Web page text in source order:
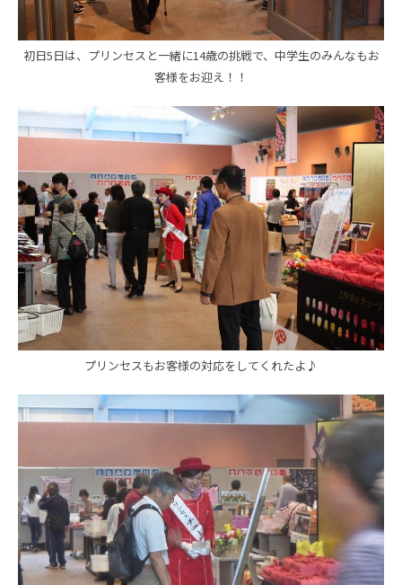
初日5日は、プリンセスと一緒に14歳の挑戦で、中学生のみんなもお
客様をお迎え！！
プリンセスもお客様の対応をしてくれたよ♪